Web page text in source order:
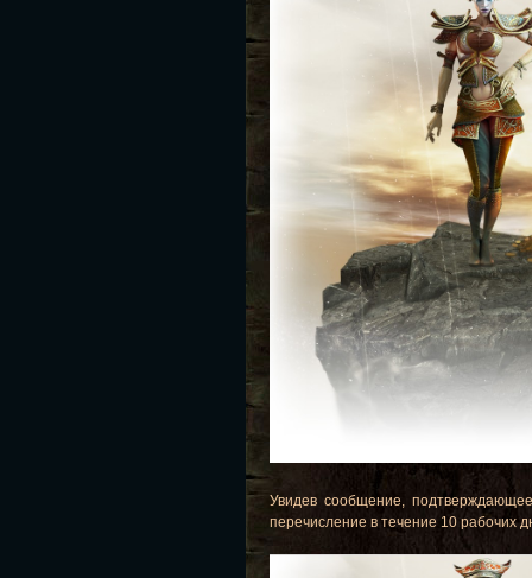
Увидев сообщение,
перечисление в течение 10 рабочих